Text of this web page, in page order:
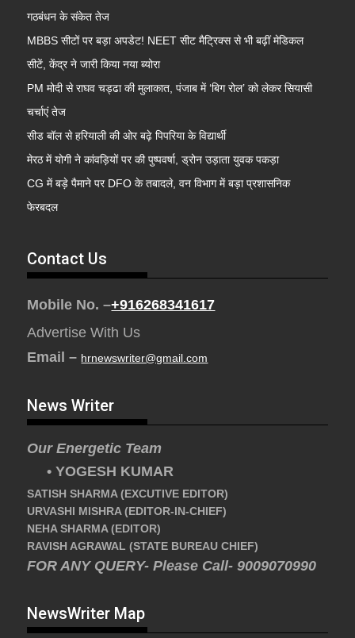
गठबंधन के संकेत तेज
MBBS सीटों पर बड़ा अपडेट! NEET सीट मैट्रिक्स से भी बढ़ीं मेडिकल
सीटें, केंद्र ने जारी किया नया ब्योरा
PM मोदी से राघव चड्ढा की मुलाकात, पंजाब में ‘बिग रोल’ को लेकर सियासी
चर्चाएं तेज
सीड बॉल से हरियाली की ओर बढ़े पिपरिया के विद्यार्थी
मेरठ में योगी ने कांवड़ियों पर की पुष्पवर्षा, ड्रोन उड़ाता युवक पकड़ा
CG में बड़े पैमाने पर DFO के तबादले, वन विभाग में बड़ा प्रशासनिक
फेरबदल
Contact Us
Mobile No. –+916268341617
Advertise With Us
Email – hrnewswriter@gmail.com
News Writer
Our Energetic Team
• YOGESH KUMAR
SATISH SHARMA (EXCUTIVE EDITOR)
URVASHI MISHRA (EDITOR-IN-CHIEF)
NEHA SHARMA (EDITOR)
RAVISH AGRAWAL (STATE BUREAU CHIEF)
FOR ANY QUERY- Please Call- 9009070990
NewsWriter Map